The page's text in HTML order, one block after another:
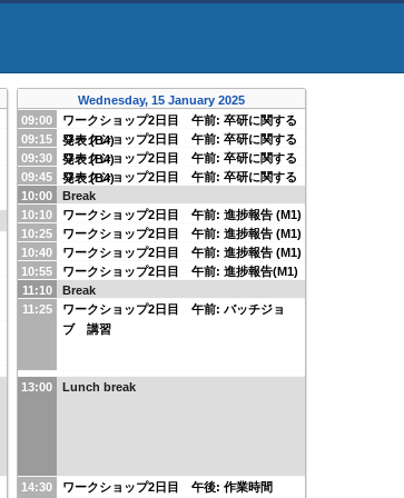
Wednesday, 15 January 2025
09:00
ワークショップ2日目 午前: 卒研に関する
発表 (B4)
09:15
ワークショップ2日目 午前: 卒研に関する
発表 (B4)
09:30
ワークショップ2日目 午前: 卒研に関する
発表 (B4)
09:45
ワークショップ2日目 午前: 卒研に関する
発表 (B4)
10:00
Break
10:10
ワークショップ2日目 午前: 進捗報告 (M1)
10:25
ワークショップ2日目 午前: 進捗報告 (M1)
10:40
ワークショップ2日目 午前: 進捗報告 (M1)
10:55
ワークショップ2日目 午前: 進捗報告(M1)
11:10
Break
11:25
ワークショップ2日目 午前: バッチジョ
ブ 講習
13:00 Lunch break
14:30 ワークショップ2日目 午後: 作業時間